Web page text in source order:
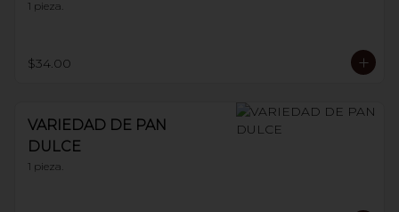
1 pieza.
$34.00
VARIEDAD DE PAN
DULCE
1 pieza.